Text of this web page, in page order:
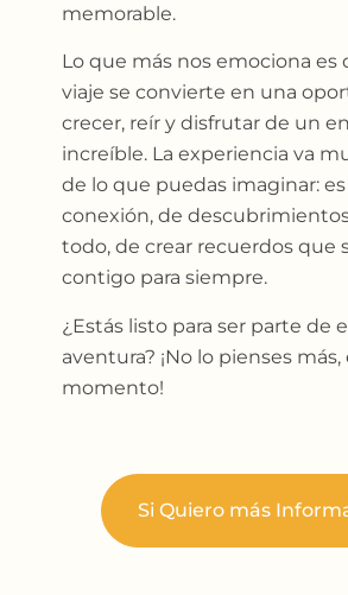
memorable.
Lo que más nos emociona es
viaje se convierte en una
crecer, reír y disfrutar de un
increíble. La experiencia va
de lo que puedas imaginar:
conexión, de
todo, de crear recuerdos que
contigo para siempre.
¿Estás listo para ser parte de
aventura? ¡No lo pienses
momento!
Si Quiero más